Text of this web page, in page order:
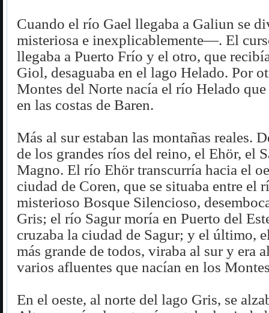
Cuando el río Gael llegaba a Galiun se
misteriosa e inexplicablemente—. El
llegaba a Puerto Frío y el otro, que
Giol, desaguaba en el lago Helado. Por
Montes del Norte nacía el río Helado que
en las costas de Baren.
Más al sur estaban las montañas reales.
de los grandes ríos del reino, el Ehör, el
Magno. El río Ehör transcurría hacia el
ciudad de Coren, que se situaba entre el
misterioso Bosque Silencioso,
Gris; el río Sagur moría en Puerto del
cruzaba la ciudad de Sagur; y el último,
más grande de todos, viraba al sur y era
varios afluentes que nacían en los
En el oeste, al norte del lago Gris, se